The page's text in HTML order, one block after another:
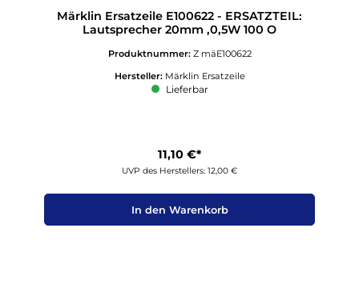
Märklin Ersatzeile E100622 - ERSATZTEIL:
Lautsprecher 20mm ,0,5W 100 O
Produktnummer: Z mäE100622
Hersteller: Märklin Ersatzeile
Lieferbar
11,10 €*
UVP des Herstellers: 12,00 €
In den Warenkorb